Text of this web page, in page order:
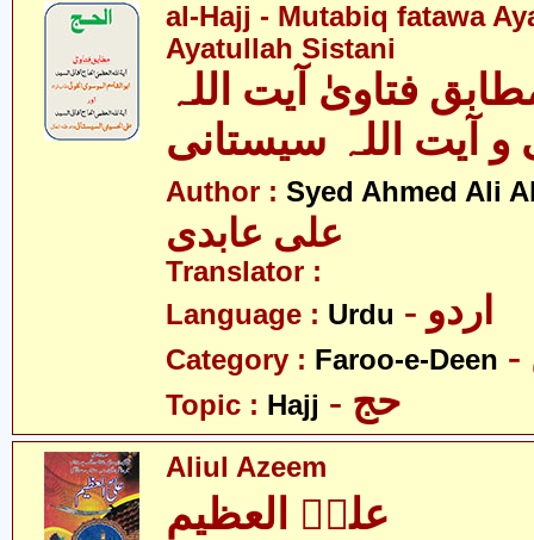
al-Hajj - Mutabiq fatawa
Ayatullah Sistani
فتاویٰ آیت اللہ
و آیت اللہ سیستانی
Author : Syed Ahmed Ali
علی عابدی
Translator :
Language : Urdu - اردو
Category : Faroo-e-Deen
Topic : Hajj - حج
Aliul Azeem
علیؑ العظیم